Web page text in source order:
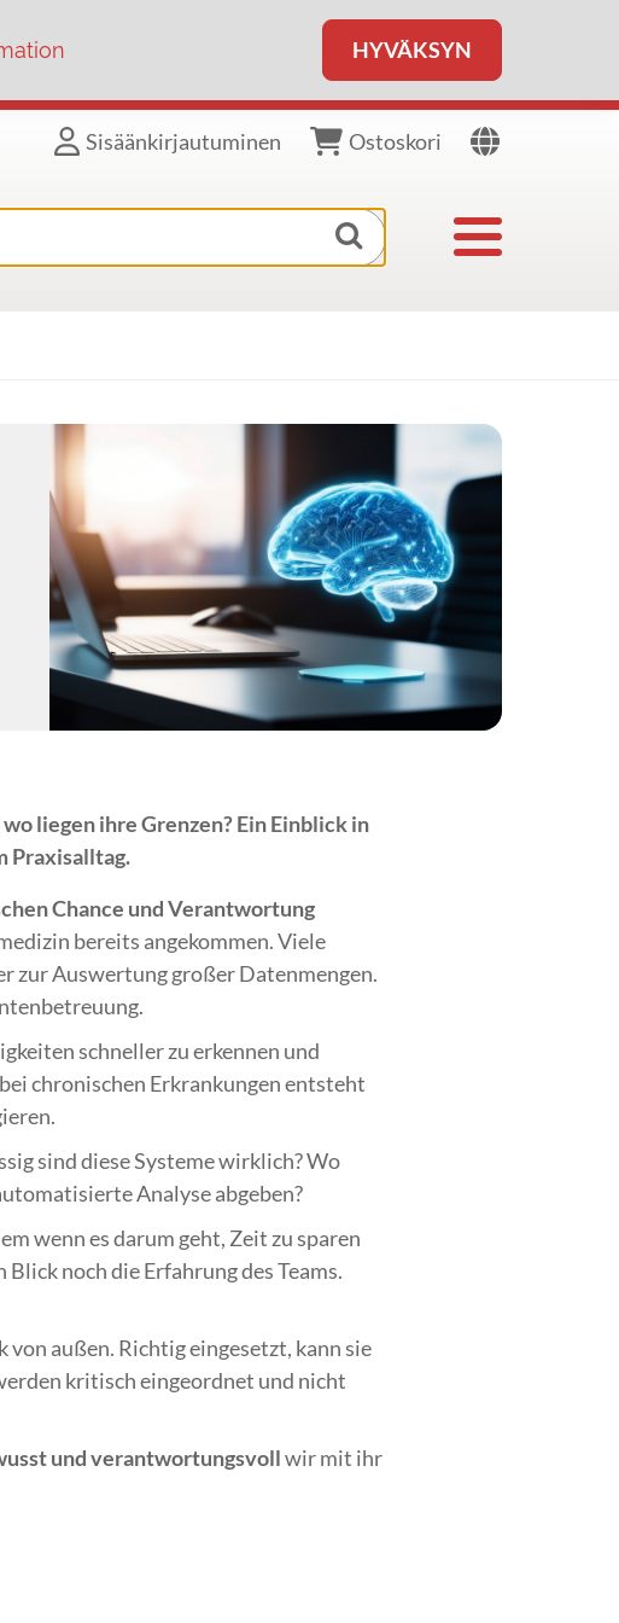
HYVÄKSYN
Sisäänkirjautuminen Ostoskori
Näytä/piilota
liegen ihre Grenzen? Ein Einblick in
Praxisalltag.
Chance und Verantwortung
bereits angekommen. Viele
zur Auswertung großer Datenmengen.
schneller zu erkennen und
chronischen Erkrankungen entsteht
sind diese Systeme wirklich? Wo
Analyse abgeben?
wenn es darum geht, Zeit zu sparen
noch die Erfahrung des Teams.
von außen. Richtig eingesetzt, kann sie
kritisch eingeordnet und nicht
und verantwortungsvollwir mit ihr